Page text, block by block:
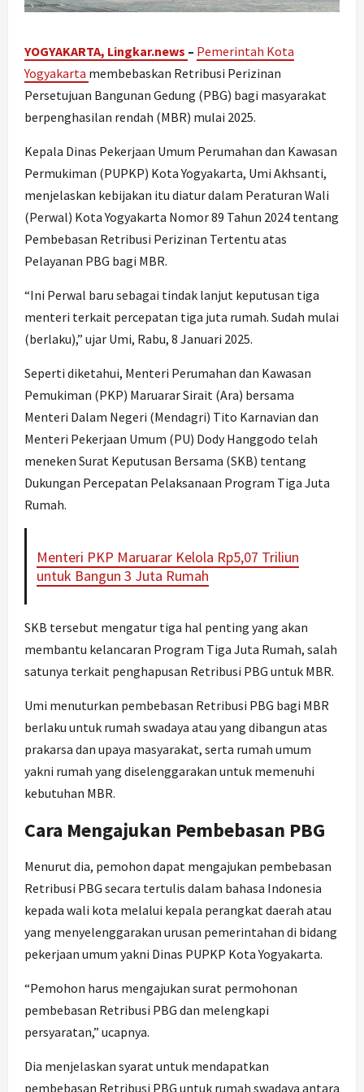
YOGYAKARTA, Lingkar.news – Pemerintah Kota
Yogyakarta membebaskan Retribusi Perizinan
Persetujuan Bangunan Gedung (PBG) bagi masyarakat
berpenghasilan rendah (MBR) mulai 2025.
Kepala Dinas Pekerjaan Umum Perumahan dan Kawasan
Permukiman (PUPKP) Kota Yogyakarta, Umi Akhsanti,
menjelaskan kebijakan itu diatur dalam Peraturan Wali
(Perwal) Kota Yogyakarta Nomor 89 Tahun 2024 tentang
Pembebasan Retribusi Perizinan Tertentu atas
Pelayanan PBG bagi MBR.
“Ini Perwal baru sebagai tindak lanjut keputusan tiga
menteri terkait percepatan tiga juta rumah. Sudah mulai
(berlaku),” ujar Umi, Rabu, 8 Januari 2025.
Seperti diketahui, Menteri Perumahan dan Kawasan
Pemukiman (PKP) Maruarar Sirait (Ara) bersama
Menteri Dalam Negeri (Mendagri) Tito Karnavian dan
Menteri Pekerjaan Umum (PU) Dody Hanggodo telah
meneken Surat Keputusan Bersama (SKB) tentang
Dukungan Percepatan Pelaksanaan Program Tiga Juta
Rumah.
Menteri PKP Maruarar Kelola Rp5,07 Triliun
untuk Bangun 3 Juta Rumah
SKB tersebut mengatur tiga hal penting yang akan
membantu kelancaran Program Tiga Juta Rumah, salah
satunya terkait penghapusan Retribusi PBG untuk MBR.
Umi menuturkan pembebasan Retribusi PBG bagi MBR
berlaku untuk rumah swadaya atau yang dibangun atas
prakarsa dan upaya masyarakat, serta rumah umum
yakni rumah yang diselenggarakan untuk memenuhi
kebutuhan MBR.
Cara Mengajukan Pembebasan PBG
Menurut dia, pemohon dapat mengajukan pembebasan
Retribusi PBG secara tertulis dalam bahasa Indonesia
kepada wali kota melalui kepala perangkat daerah atau
yang menyelenggarakan urusan pemerintahan di bidang
pekerjaan umum yakni Dinas PUPKP Kota Yogyakarta.
“Pemohon harus mengajukan surat permohonan
pembebasan Retribusi PBG dan melengkapi
persyaratan,” ucapnya.
Dia menjelaskan syarat untuk mendapatkan
pembebasan Retribusi PBG untuk rumah swadaya antara